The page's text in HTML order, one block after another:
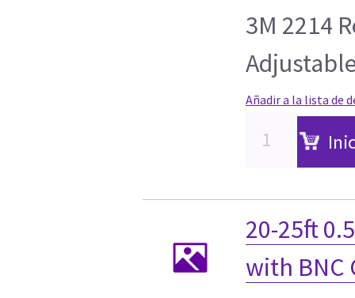
3M 2214
Añadir a la lista de
20-25ft
with BNC